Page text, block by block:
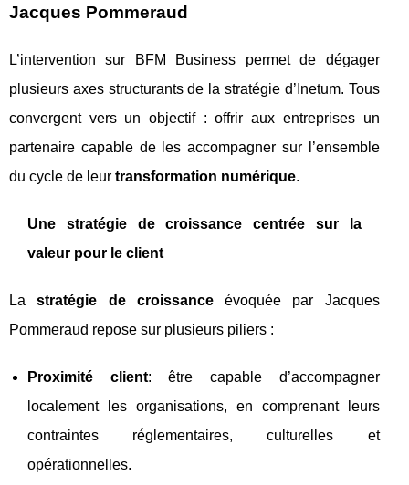
Jacques Pommeraud
L’intervention sur BFM Business permet de dégager
plusieurs axes structurants de la stratégie d’Inetum. Tous
convergent vers un objectif : offrir aux entreprises un
partenaire capable de les accompagner sur l’ensemble
du cycle de leur transformation numérique.
Une stratégie de croissance centrée sur la
valeur pour le client
Lastratégie de croissanceévoquée par Jacques
Pommeraud repose sur plusieurs piliers :
Proximité client: être capable d’accompagner
localement les organisations, en comprenant leurs
contraintes réglementaires, culturelles et
opérationnelles.